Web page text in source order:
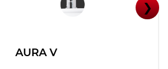
AURA V
❯